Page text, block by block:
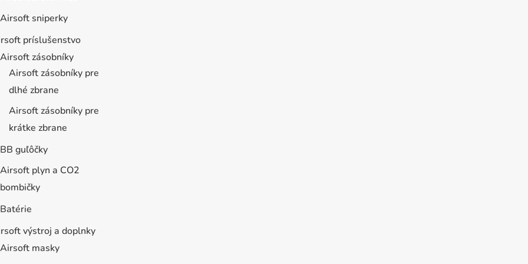
Airsoft sniperky
príslušenstvo
Airsoft zásobníky
Airsoft zásobníky pre
dlhé zbrane
Airsoft zásobníky pre
krátke zbrane
BB guľôčky
Airsoft plyn a CO2
bombičky
Batérie
výstroj a doplnky
Airsoft masky